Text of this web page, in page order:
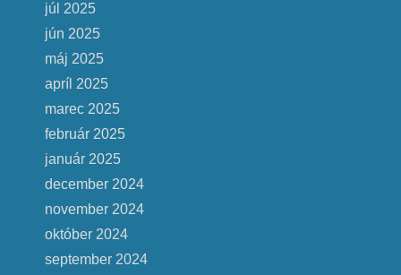
júl 2025
jún 2025
máj 2025
apríl 2025
marec 2025
február 2025
január 2025
december 2024
november 2024
október 2024
september 2024